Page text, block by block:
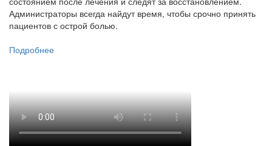
Администраторы всегда найдут время, чтобы срочно принять
пациентов с острой болью.
Подробнее